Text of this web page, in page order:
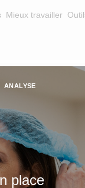
Mieux travailler
ANALYSE
place